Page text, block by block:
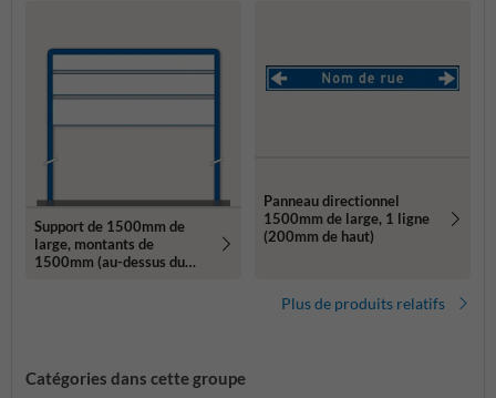
Support de 1500mm de
large, montants de
1500mm (au-dessus du
Panneau directionnel
1500mm de large, 1 ligne
(200mm de haut)
Plus de produits relatifs
Catégories dans cette groupe